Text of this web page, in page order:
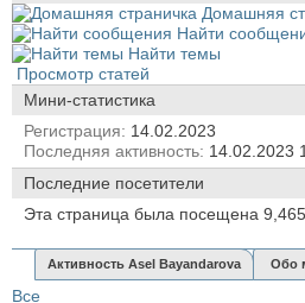
Домашняя
Найти
Найти темы
Просмотр статей
Мини-статистика
Регистрация
14.02.2023
Последняя активность 14.02.2023
Последние посетители
Эта страница была посещена 9,465
Активность Asel Bayandarova Обо
Все